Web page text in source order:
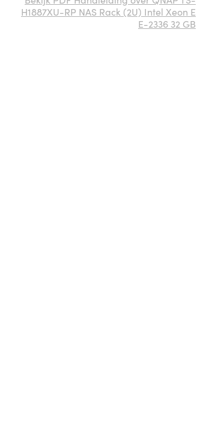
H1887XU-RP NAS Rack (2U) Intel Xeon E
E-2336 32 GB